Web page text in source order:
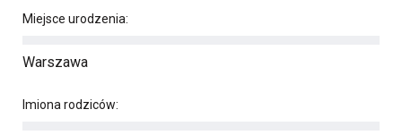
Miejsce urodzenia:
Warszawa
Imiona rodziców: